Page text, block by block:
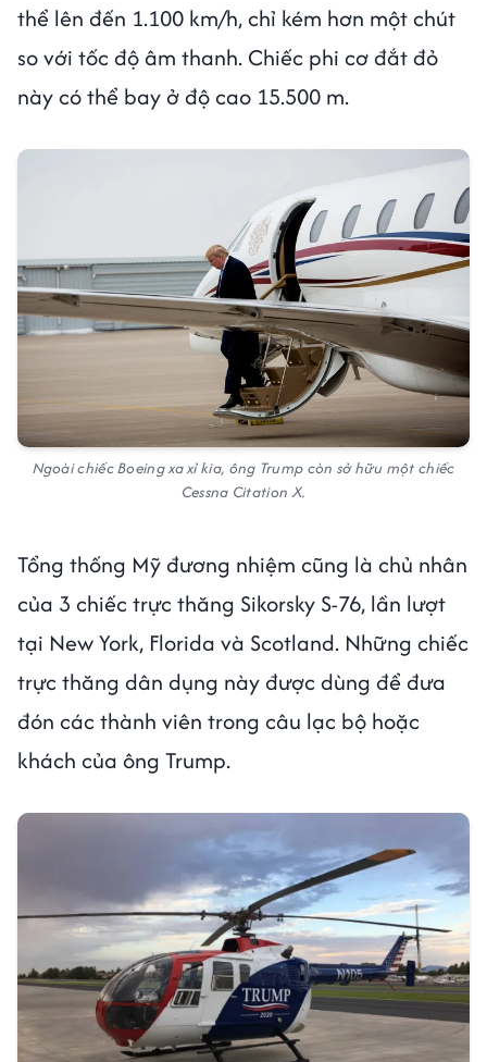
thể lên đến 1.100 km/h, chỉ kém hơn một chút
so với tốc độ âm thanh. Chiếc phi cơ đắt đỏ
này có thể bay ở độ cao 15.500 m.
Ngoài chiếc Boeing xa xỉ kia, ông Trump còn sở hữu một chiếc
Cessna Citation X.
Tổng thống Mỹ đương nhiệm cũng là chủ nhân
của 3 chiếc trực thăng Sikorsky S-76, lần lượt
tại New York, Florida và Scotland. Những chiếc
trực thăng dân dụng này được dùng để đưa
đón các thành viên trong câu lạc bộ hoặc
khách của ông Trump.